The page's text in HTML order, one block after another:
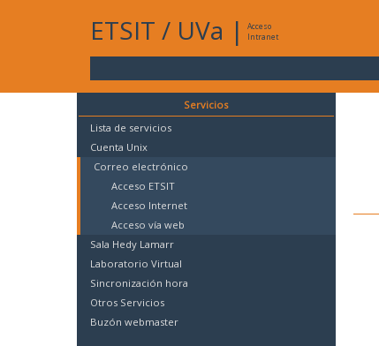
ETSIT / UVa |
Acceso
Intranet
Servicios
Lista de servicios
Cuenta Unix
Correo electrónico
Acceso ETSIT
Acceso Internet
Acceso vía web
Sala Hedy Lamarr
Laboratorio Virtual
Sincronización hora
Otros Servicios
Buzón webmaster